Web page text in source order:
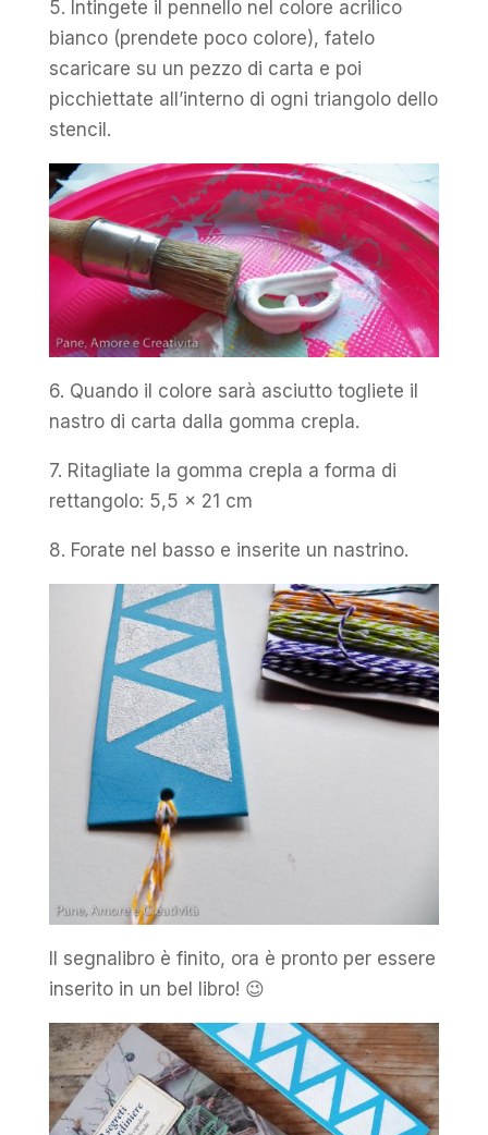
5. Intingete il pennello nel colore acrilico
bianco (prendete poco colore), fatelo
scaricare su un pezzo di carta e poi
picchiettate all’interno di ogni triangolo dello
stencil.
6. Quando il colore sarà asciutto togliete il
nastro di carta dalla gomma crepla.
7. Ritagliate la gomma crepla a forma di
rettangolo: 5,5 x 21 cm
8. Forate nel basso e inserite un nastrino.
Il segnalibro è finito, ora è pronto per essere
inserito in un bel libro! 😉